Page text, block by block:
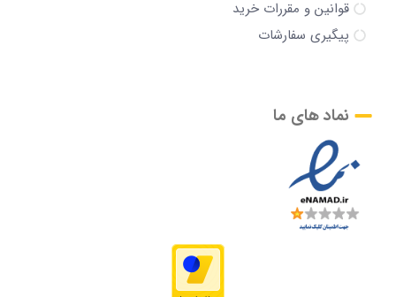
قوانین و مقررات خرید
پیگیری سفارشات
نماد های ما